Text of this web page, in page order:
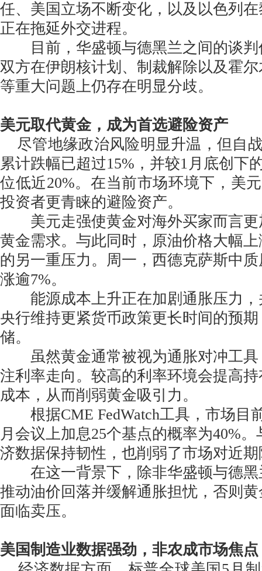
任、美国立场不断变化，以及以色列
正在拖延外交进程。
目前，华盛顿与德黑兰之间的谈判
双方在伊朗核计划、制裁解除以及霍
等重大问题上仍存在明显分歧。
美元取代黄金，成为首选避险资产
尽管地缘政治风险明显升温，但自
累计跌幅已超过15%，并较1月底创下
位低近20%。在当前市场环境下，美
投资者更青睐的避险资产。
美元走强使黄金对海外买家而言更
黄金需求。与此同时，原油价格大幅
的另一重压力。周一，西德克萨斯中
涨逾7%。
能源成本上升正在加剧通胀压力，
央行维持更紧货币政策更长时间的预
储。
虽然黄金通常被视为通胀对冲工具
注利率走向。较高的利率环境会提高
成本，从而削弱黄金吸引力。
根据CME FedWatch工具，市场目
月会议上加息25个基点的概率为40%
济数据保持韧性，也削弱了市场对近
在这一背景下，除非华盛顿与德黑
推动油价回落并缓解通胀担忧，否则
面临卖压。
美国制造业数据强劲，非农成市场焦点